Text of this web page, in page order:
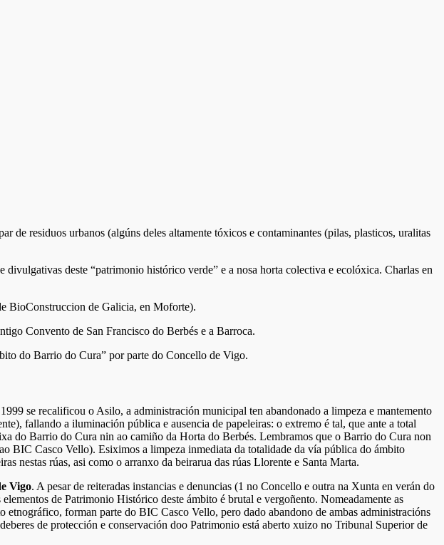
residuos urbanos (algúns deles altamente tóxicos e contaminantes (pilas, plasticos, uralitas
deste “patrimonio histórico verde” e a nosa horta colectiva e ecolóxica. Charlas en
BioConstruccion de Galicia, en Moforte).
Convento de San Francisco do Berbés e a Barroca.
do Barrio do Cura” por parte do Concello de Vigo.
se recalificou o Asilo, a administración municipal ten abandonado a limpeza e mantemento
fallando a iluminación pública e ausencia de papeleiras: o extremo é tal, que ante a total
do Barrio do Cura nin ao camiño da Horta do Berbés. Lembramos que o Barrio do Cura non
BIC Casco Vello). Esiximos a limpeza inmediata da totalidade da vía pública do ámbito
nestas rúas, asi como o arranxo da beirarua das rúas Llorente e Santa Marta.
Vigo. A pesar de reiteradas instancias e denuncias (1 no Concello e outra na Xunta en verán do
de Patrimonio Histórico deste ámbito é brutal e vergoñento. Nomeadamente as
forman parte do BIC Casco Vello, pero dado abandono de ambas administracións
de protección e conservación doo Patrimonio está aberto xuizo no Tribunal Superior de